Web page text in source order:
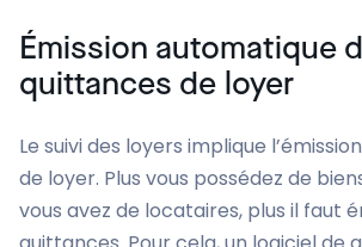
Émission automatique
quittances de loyer
Le suivi des loyers implique
de loyer. Plus vous possédez de
vous avez de locataires, plus il faut